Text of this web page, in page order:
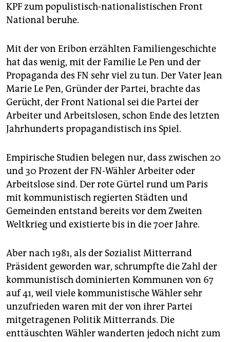
KPF zum populistisch-nationalistischen Front
National beruhe.
Mit der von Eribon erzählten Familiengeschichte
hat das wenig, mit der Familie Le Pen und der
Propaganda des FN sehr viel zu tun. Der Vater Jean
Marie Le Pen, Gründer der Partei, brachte das
Gerücht, der Front National sei die Partei der
Arbeiter und Arbeitslosen, schon Ende des letzten
Jahrhunderts propagandistisch ins Spiel.
Empirische Studien belegen nur, dass zwischen 20
und 30 Prozent der FN-Wähler Arbeiter oder
Arbeitslose sind. Der rote Gürtel rund um Paris
mit kommunistisch regierten Städten und
Gemeinden entstand bereits vor dem Zweiten
Weltkrieg und existierte bis in die 70er Jahre.
Aber nach 1981, als der Sozialist Mitterrand
Präsident geworden war, schrumpfte die Zahl der
kommunistisch dominierten Kommunen von 67
auf 41, weil viele kommunistische Wähler sehr
unzufrieden waren mit der von ihrer Partei
mitgetragenen Politik Mitterrands. Die
enttäuschten Wähler wanderten jedoch nicht zum